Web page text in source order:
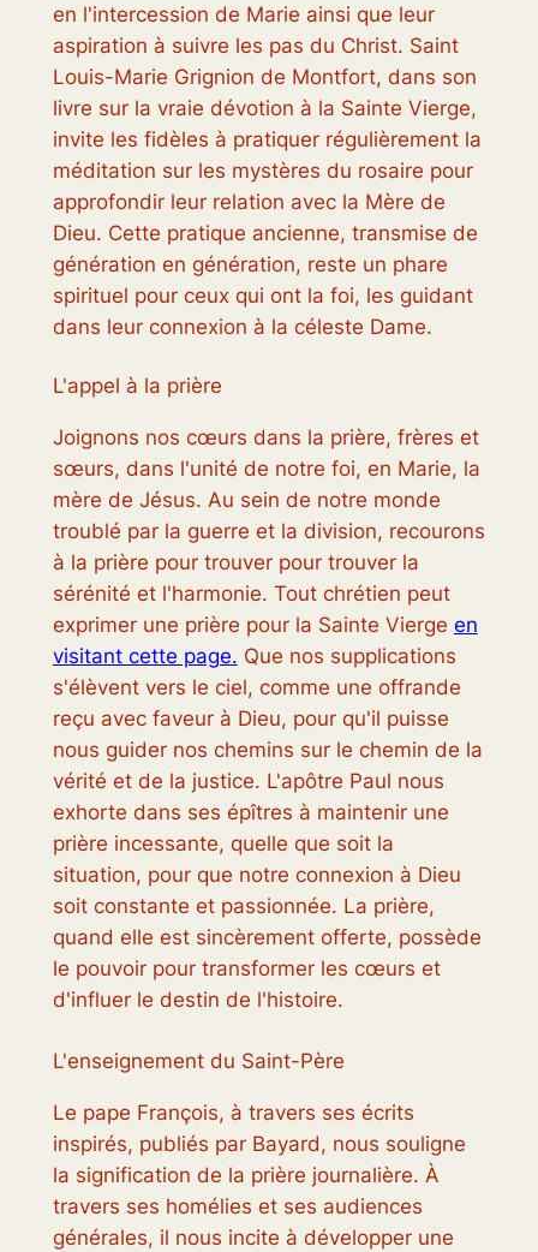
en l'intercession de Marie ainsi que leur
aspiration à suivre les pas du Christ. Saint
Louis-Marie Grignion de Montfort, dans son
livre sur la vraie dévotion à la Sainte Vierge,
invite les fidèles à pratiquer régulièrement la
méditation sur les mystères du rosaire pour
approfondir leur relation avec la Mère de
Dieu. Cette pratique ancienne, transmise de
génération en génération, reste un phare
spirituel pour ceux qui ont la foi, les guidant
dans leur connexion à la céleste Dame.
L'appel à la prière
Joignons nos cœurs dans la prière, frères et
sœurs, dans l'unité de notre foi, en Marie, la
mère de Jésus. Au sein de notre monde
troublé par la guerre et la division, recourons
à la prière pour trouver pour trouver la
sérénité et l'harmonie. Tout chrétien peut
exprimer une prière pour la Sainte Vierge en
visitant cette page. Que nos supplications
s'élèvent vers le ciel, comme une offrande
reçu avec faveur à Dieu, pour qu'il puisse
nous guider nos chemins sur le chemin de la
vérité et de la justice. L'apôtre Paul nous
exhorte dans ses épîtres à maintenir une
prière incessante, quelle que soit la
situation, pour que notre connexion à Dieu
soit constante et passionnée. La prière,
quand elle est sincèrement offerte, possède
le pouvoir pour transformer les cœurs et
d'influer le destin de l'histoire.
L'enseignement du Saint-Père
Le pape François, à travers ses écrits
inspirés, publiés par Bayard, nous souligne
la signification de la prière journalière. À
travers ses homélies et ses audiences
générales, il nous incite à développer une